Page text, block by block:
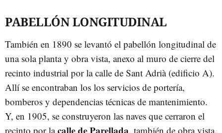
PABELLÓN LONGITUDINAL
También en 1890 se levantó el pabellón longitudinal de
una sola planta y obra vista, anexo al muro de cierre del
recinto industrial por la calle de Sant Adrià (edificio A).
Allí se encontraban los los servicios de portería,
bomberos y dependencias técnicas de mantenimiento.
Y, en 1905, se construyeron las naves que cerraron el
recinto por lacalle de Parellada, también de obra vista.